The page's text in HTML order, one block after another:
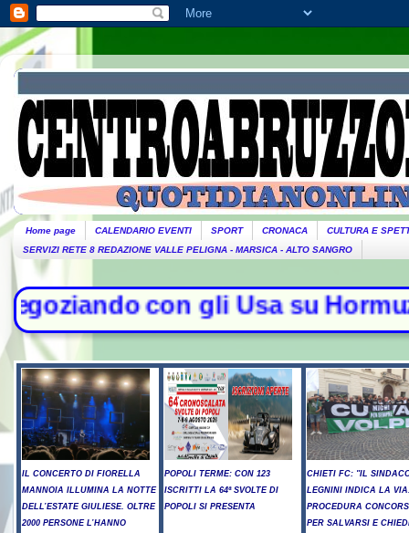
Home page CALENDARIO EVENTI SPORT CRONACA
CULTURA E
SERVIZI RETE 8 REDAZIONE VALLE PELIGNA - MARSICA - ALTO SANGRO
gli Usa su Hormuz, solo con
IL CONCERTO DI FIORELLA
MANNOIA ILLUMINA LA NOTTE
DELL’ESTATE GIULIESE. OLTRE
2000 PERSONE L’HANNO
POPOLI TERME: CON 123
ISCRITTI LA 64ª SVOLTE DI
POPOLI SI PRESENTA
CHIETI FC: "IL
LEGNINI INDICA LA
PROCEDURA
PER SALVARSI E